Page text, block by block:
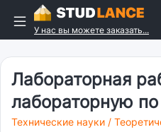
У нас вы можете заказать...
Лабораторная
лабораторную
Технические науки /